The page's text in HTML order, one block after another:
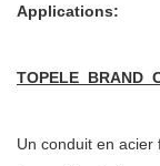
Applications:
TOPELE BRAND
Un conduit en acier